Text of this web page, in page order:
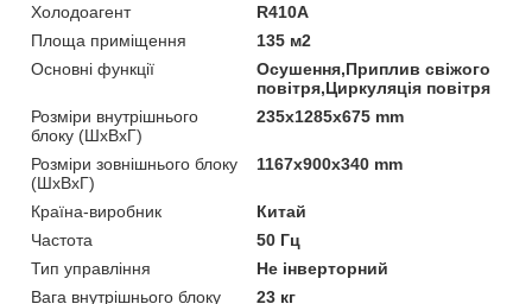
Холодоагент
R410A
Площа приміщення
135 м2
Основні функції
Осушення,Приплив свіжого
повітря,Циркуляція повітря
Розміри внутрішнього
блоку (ШхВхГ)
235x1285x675 mm
Розміри зовнішнього блоку
(ШхВхГ)
1167х900х340 mm
Країна-виробник
Китай
Частота
50 Гц
Тип управління
Не інверторний
Вага внутрішнього блоку
23 кг